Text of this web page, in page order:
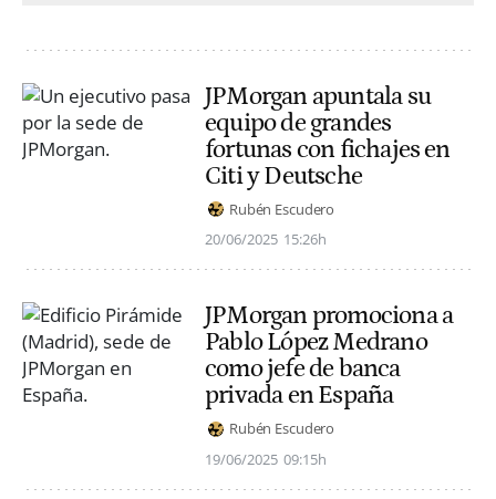
JPMorgan apuntala su
equipo de grandes
fortunas con fichajes en
Citi y Deutsche
Rubén Escudero
20/06/2025 15:26h
JPMorgan promociona a
Pablo López Medrano
como jefe de banca
privada en España
Rubén Escudero
19/06/2025 09:15h